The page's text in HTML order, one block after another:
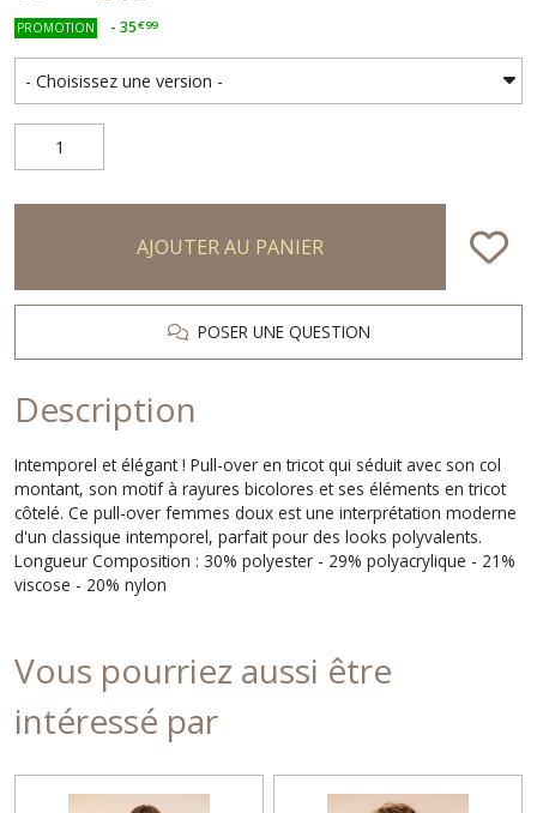
PROMOTION - 35€99
AJOUTER AU PANIER
POSER UNE QUESTION
Description
Intemporel et élégant ! Pull-over en tricot qui séduit avec son col
montant, son motif à rayures bicolores et ses éléments en tricot
côtelé. Ce pull-over femmes doux est une interprétation moderne
d'un classique intemporel, parfait pour des looks polyvalents.
Longueur Composition : 30% polyester - 29% polyacrylique - 21%
viscose - 20% nylon
Vous pourriez aussi être
intéressé par